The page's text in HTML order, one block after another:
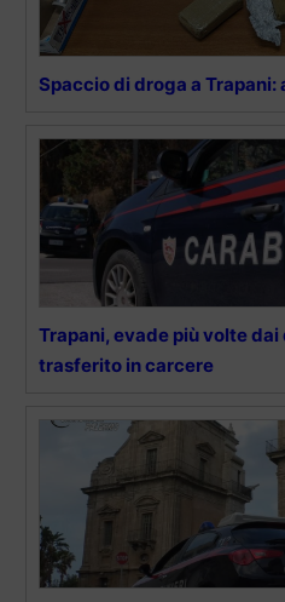
Spaccio di droga a
Trapani, evade più volte
trasferito in carcere